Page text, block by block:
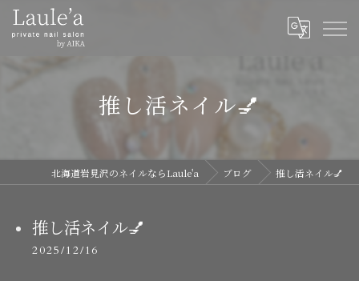
推し活ネイル💅
北海道岩見沢のネイルならLaule'a ブログ 推し活ネイル💅
推し活ネイル💅
2025/12/16